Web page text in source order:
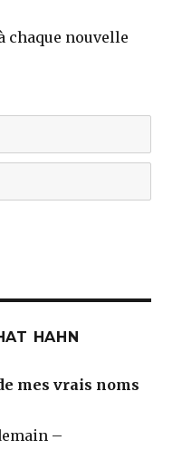
chaque nouvelle
HAHN
mes vrais noms
–